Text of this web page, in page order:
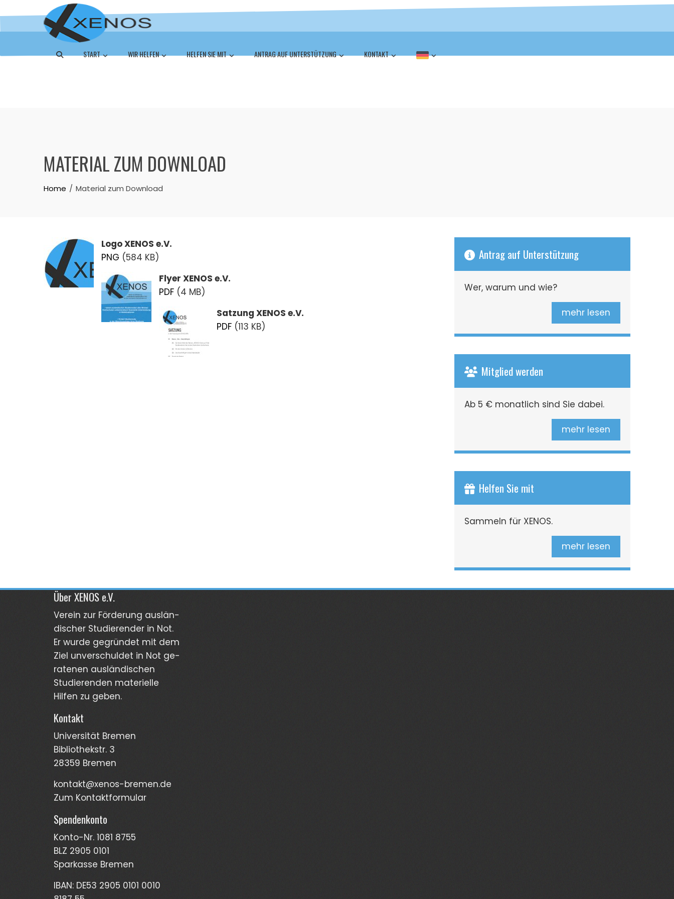
START WIR HELFEN HELFEN SIE MIT ANTRAG AUF UNTERSTÜTZUNG KONTAKT
MATERIAL ZUM DOWNLOAD
Home Material zum Download
Logo XENOS e.V.
PNG (584 KB)
Flyer XENOS e.V.
PDF (4 MB)
Satzung XENOS e.V.
PDF (113 KB)
Antrag auf Unterstützung
Wer, warum und wie?
mehr lesen
Mitglied werden
Ab 5 € monatlich sind Sie dabei.
mehr lesen
Helfen Sie mit
Sammeln für XENOS.
mehr lesen
Über XENOS e.V.
Verein zur För­derung aus­län­
discher Stu­dierender in Not.
Er wurde gegründet mit dem
Ziel unver­schuldet in Not ge­
ra­tenen aus­län­dischen
Stud­ierenden materi­elle
Hilfen zu geben.
Kontakt
Universität Bremen
Bibliothekstr. 3
28359 Bremen
kontakt@xenos-bremen.de
Zum Kontaktformular
Spendenkonto
Konto-Nr. 1081 8755
BLZ 2905 0101
Sparkasse Bremen
IBAN: DE53 2905 0101 0010